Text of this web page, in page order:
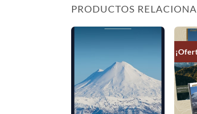
PRODUCTOS